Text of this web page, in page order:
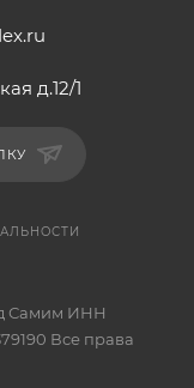
д.12/1
Самим ИНН
Все права